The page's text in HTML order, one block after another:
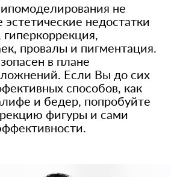
не
эстетические недостатки
провалы и пигментация.
в плане
Если Вы до сих
способов, как
и бедер, попробуйте
фигуры и сами